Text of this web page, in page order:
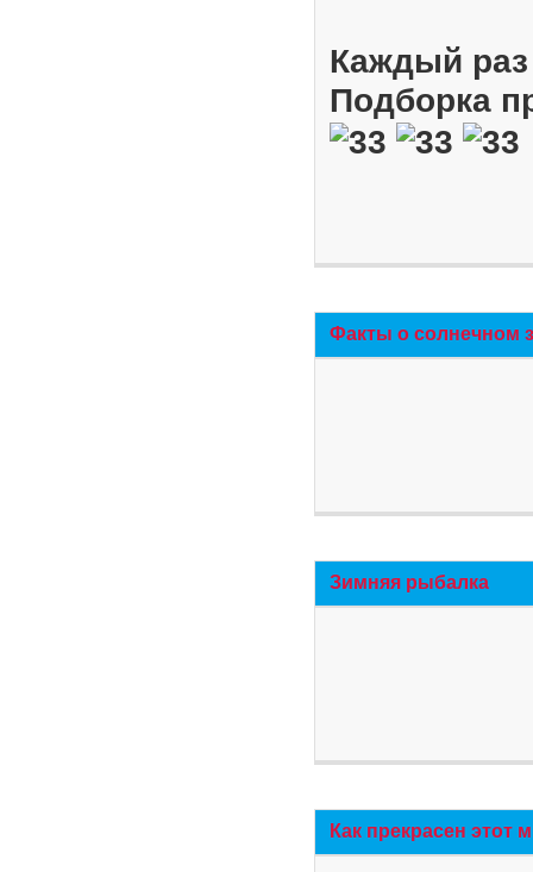
Каждый
Подборка
Факты о солнечном
Зимняя рыбалка
Как прекрасен этот